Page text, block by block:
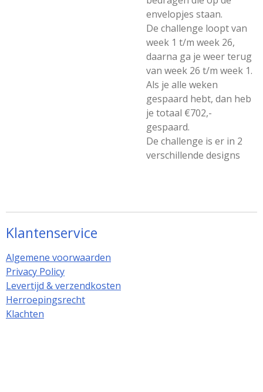
envelopjes staan.
De challenge loopt van
week 1 t/m week 26,
daarna ga je weer terug
van week 26 t/m week 1.
Als je alle weken
gespaard hebt, dan heb
je totaal €702,-
gespaard.
De challenge is er in 2
verschillende designs
Klantenservice
Algemene voorwaarden
Privacy Policy
Levertijd & verzendkosten
Herroepingsrecht
Klachten